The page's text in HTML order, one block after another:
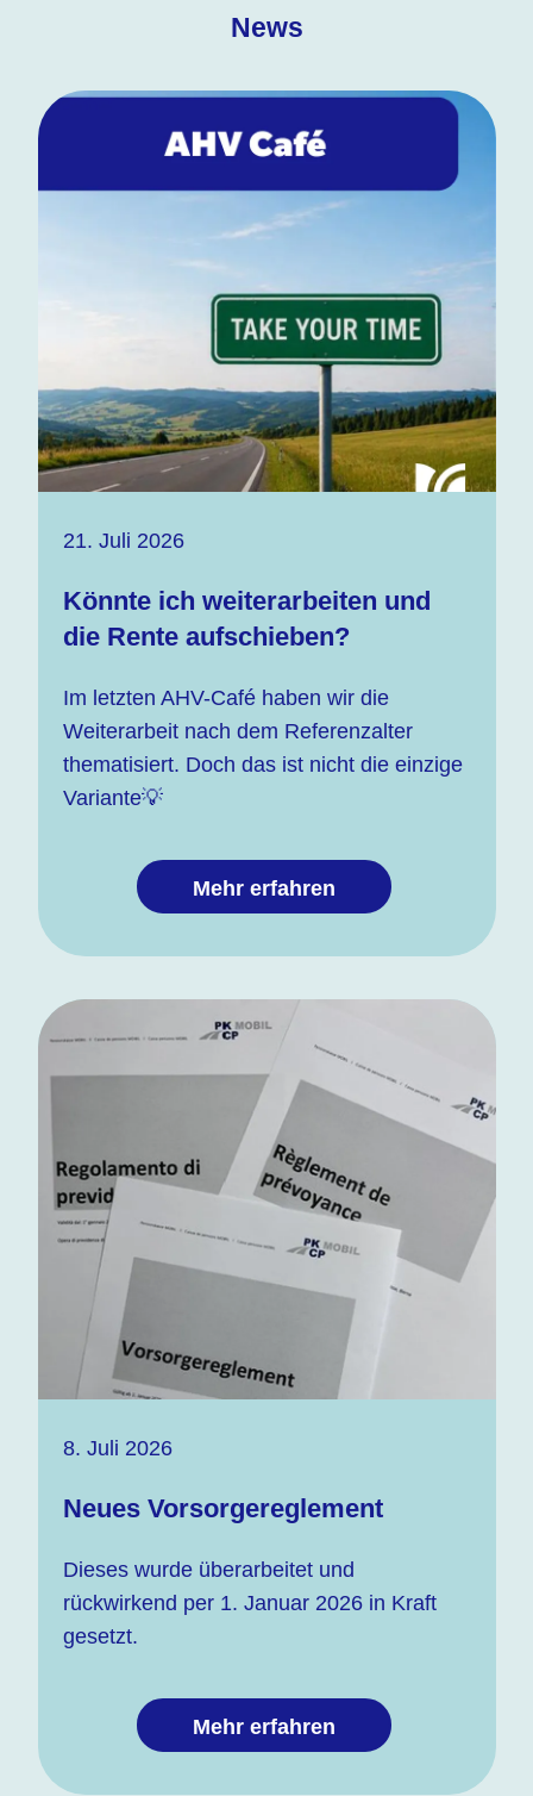
News
21. Juli 2026
Könnte ich weiterarbeiten und
die Rente aufschieben?
Im letzten AHV-Café haben wir die
Weiterarbeit nach dem Referenzalter
thematisiert. Doch das ist nicht die einzige
Variante💡
Mehr erfahren
8. Juli 2026
Neues Vorsorgereglement
Dieses wurde überarbeitet und
rückwirkend per 1. Januar 2026 in Kraft
gesetzt.
Mehr erfahren